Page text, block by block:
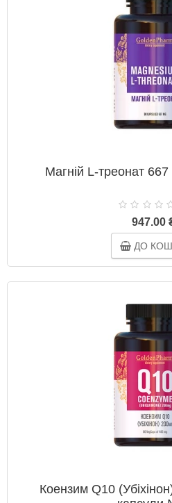
Магній L-треонат
947.00
ДО
Коензим Q10